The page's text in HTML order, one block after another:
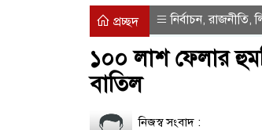
প্রচ্ছদ নির্বাচন,রাজনীতি,
১০০ লাশ ফেলার
বাতিল
নিজস্ব সংবাদ :